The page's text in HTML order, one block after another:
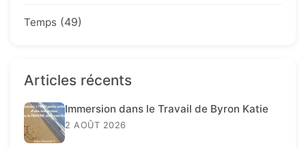
Temps (49)
Articles récents
Immersion dans le Travail de Byron Katie
2 AOÛT 2026